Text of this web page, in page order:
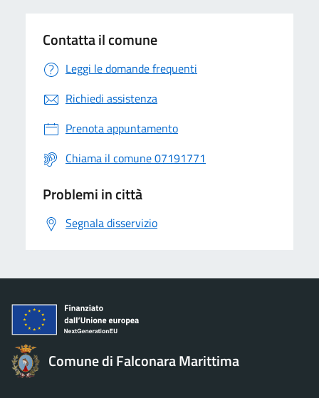
Contatta il comune
Leggi le domande frequenti
Richiedi assistenza
Prenota appuntamento
Chiama il comune 07191771
Problemi in città
Segnala disservizio
Comune di Falconara Marittima